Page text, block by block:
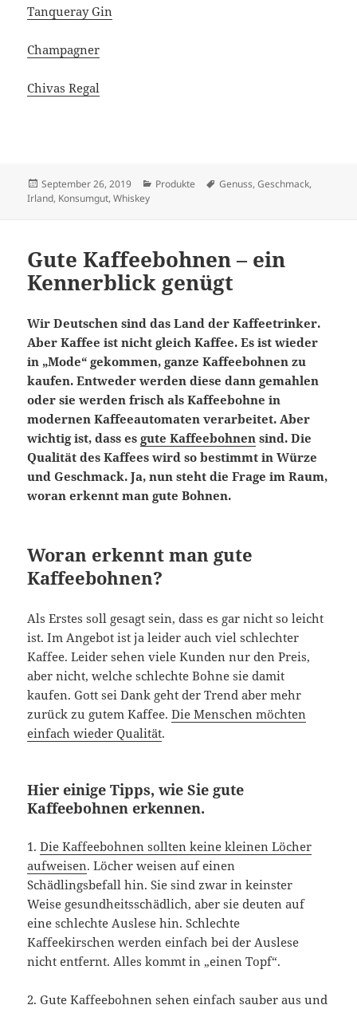
Tanqueray Gin
Champagner
Chivas Regal
Veröffentlicht
am
September 26, 2019 Kategorien
Produkte Schlagwörter
Genuss,Geschmack,
Irland, Konsumgut,Whiskey
Gute Kaffeebohnen – ein
Kennerblick genügt
Wir Deutschen sind das Land der Kaffeetrinker.
Aber Kaffee ist nicht gleich Kaffee. Es ist wieder
in „Mode“ gekommen, ganze Kaffeebohnen zu
kaufen. Entweder werden diese dann gemahlen
oder sie werden frisch als Kaffeebohne in
modernen Kaffeeautomaten verarbeitet. Aber
wichtig ist, dass esgute Kaffeebohnen sind. Die
Qualität des Kaffees wird so bestimmt in Würze
und Geschmack. Ja, nun steht die Frage im Raum,
woran erkennt man gute Bohnen.
Woran erkennt man gute
Kaffeebohnen?
Als Erstes soll gesagt sein, dass es gar nicht so leicht
ist. Im Angebot ist ja leider auch viel schlechter
Kaffee. Leider sehen viele Kunden nur den Preis,
aber nicht, welche schlechte Bohne sie damit
kaufen. Gott sei Dank geht der Trend aber mehr
zurück zu gutem Kaffee.Die Menschen möchten
einfach wieder Qualität.
Hier einige Tipps, wie Sie gute
Kaffeebohnen erkennen.
1.Die Kaffeebohnen sollten keine kleinen Löcher
aufweisen. Löcher weisen auf einen
Schädlingsbefall hin. Sie sind zwar in keinster
Weise gesundheitsschädlich, aber sie deuten auf
eine schlechte Auslese hin. Schlechte
Kaffeekirschen werden einfach bei der Auslese
nicht entfernt. Alles kommt in „einen Topf“.
2. Gute Kaffeebohnen sehen einfach sauber aus und